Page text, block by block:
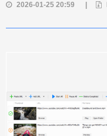
2026-01-25 20:59